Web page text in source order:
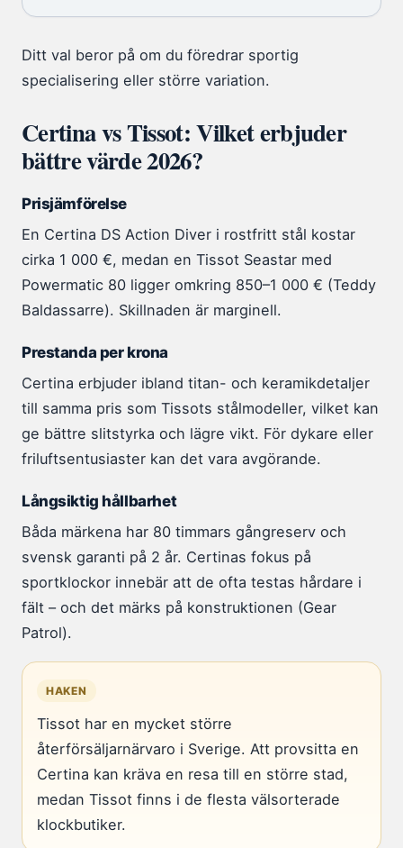
Ditt val beror på om du föredrar sportig
specialisering eller större variation.
Certina vs Tissot: Vilket erbjuder
bättre värde 2026?
Prisjämförelse
En Certina DS Action Diver i rostfritt stål kostar
cirka 1 000 €, medan en Tissot Seastar med
Powermatic 80 ligger omkring 850–1 000 € (Teddy
Baldassarre). Skillnaden är marginell.
Prestanda per krona
Certina erbjuder ibland titan- och keramikdetaljer
till samma pris som Tissots stålmodeller, vilket kan
ge bättre slitstyrka och lägre vikt. För dykare eller
friluftsentusiaster kan det vara avgörande.
Långsiktig hållbarhet
Båda märkena har 80 timmars gångreserv och
svensk garanti på 2 år. Certinas fokus på
sportklockor innebär att de ofta testas hårdare i
fält – och det märks på konstruktionen (Gear
Patrol).
HAKEN
Tissot har en mycket större
återförsäljarnärvaro i Sverige. Att provsitta en
Certina kan kräva en resa till en större stad,
medan Tissot finns i de flesta välsorterade
klockbutiker.